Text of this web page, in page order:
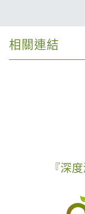
相關連結
『深